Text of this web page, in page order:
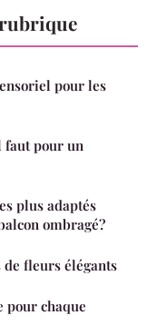
pour les
faut pour un
plus adaptés
ombragé?
de fleurs élégants
pour chaque